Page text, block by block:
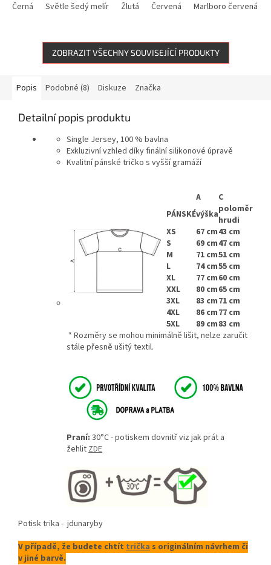
Černá Světle šedý melír Žlutá Červená Marlboro červená +
ZOBRAZIT VŠECHNY SOUVISEJÍCÍ PRODUKTY
Popis Podobné (8) Diskuze Značka
Detailní popis produktu
Single Jersey, 100 % bavlna
Exkluzivní vzhled díky finální silikonové úpravě
Kvalitní pánské tričko s vyšší gramáží
A
C
PÁNSKÉvýškapoloměr
hrudi
XS
67 cm43 cm
S
69 cm47 cm
M
71 cm51 cm
L
74 cm55 cm
XL
77 cm60 cm
XXL
80 cm65 cm
3XL
83 cm71 cm
4XL
86 cm77 cm
5XL
89 cm83 cm
* Rozměry se mohou minimálně lišit, nelze zaručit
stále přesně ušitý textil.
Praní: 30°C - potiskem dovnitř viz jak prát a
žehlitZDE
Potisk trika - jdunaryby
V případě, že budete chtít trička s originálním návrhem či
v jiné barvě.